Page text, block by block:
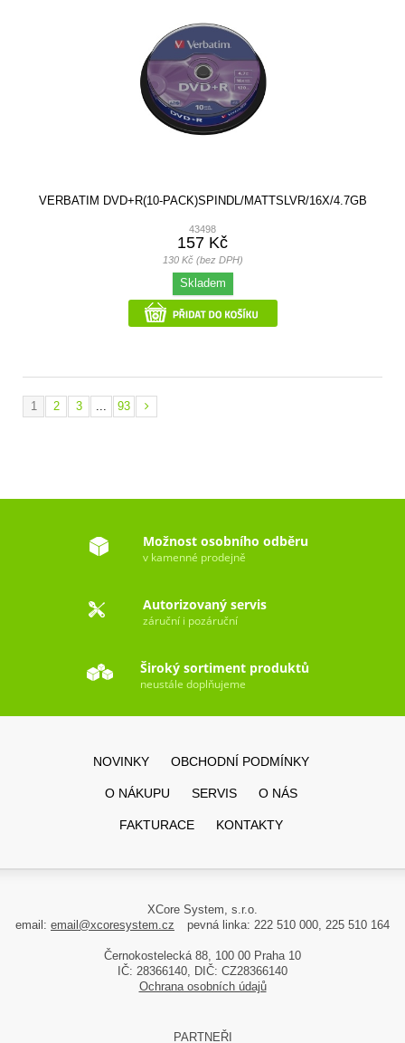
VERBATIM DVD+R(10-PACK)SPINDL/MATTSLVR/16X/4.7GB
43498
157 Kč
130 Kč (bez DPH)
Skladem
1 2 3 ... 93
Možnost osobního odběru
v kamenné prodejně
Autorizovaný servis
záruční i pozáruční
Široký sortiment produktů
neustále doplňujeme
NOVINKY OBCHODNÍ PODMÍNKY
O NÁKUPU SERVIS O NÁS
FAKTURACE KONTAKTY
XCore System, s.r.o.
email: email@xcoresystem.cz pevná linka: 222 510 000, 225 510 164
Černokostelecká 88, 100 00 Praha 10
IČ: 28366140, DIČ: CZ28366140
Ochrana osobních údajů
PARTNEŘI